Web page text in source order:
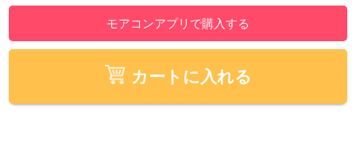
モアコンアプリで購入する
カートに入れる